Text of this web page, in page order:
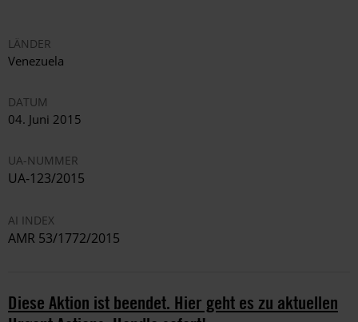
LÄNDER
Venezuela
DATUM
04. Juni 2015
UA-NUMMER
UA-123/2015
AI INDEX
AMR 53/1772/2015
Diese Aktion ist beendet. Hier geht es zu aktuellen